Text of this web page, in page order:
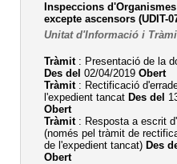
Inspeccions
excepte ascensors (UDIT-
Unitat d'Informació i
Tràmit: Presentació de la
Des del 02/04/2019 Obert
Tràmit: Rectificació
l'expedient tancat Des del
Obert
Tràmit: Resposta a escrit
(només pel tràmit de
de l'expedient tancat) Des
Obert